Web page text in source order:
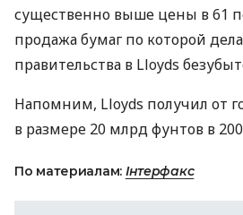
существенно выше цены в 61
продажа бумаг по которой
правительства в Lloyds
Напомним, Lloyds получил от
в размере 20 млрд фунтов в
По материалам: Інтерфакс